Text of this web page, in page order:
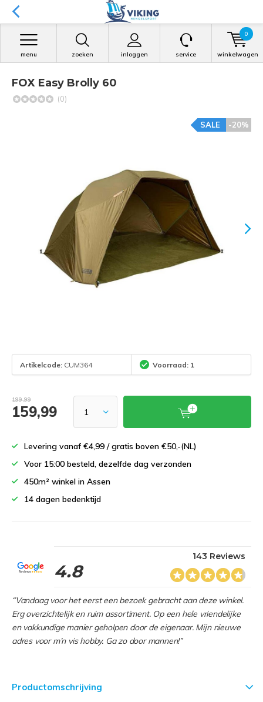
zoeken inloggen
menu service winkelwagen
0
FOX Easy Brolly 60
(0)
-20%
SALE
Artikelcode: CUM364 Voorraad: 1
199,99
159,99
Levering vanaf €4,99 / gratis boven €50,-(NL)
Voor 15:00 besteld, dezelfde dag verzonden
450m² winkel in Assen
14 dagen bedenktijd
4.8
143 Reviews
“Vandaag voor het eerst een bezoek gebracht aan deze winkel.
Erg overzichtelijk en ruim assortiment. Op een hele vriendelijke
en vakkundige manier geholpen door de eigenaar. Mijn nieuwe
adres voor m’n vis hobby. Ga zo door mannen!”
Productomschrijving